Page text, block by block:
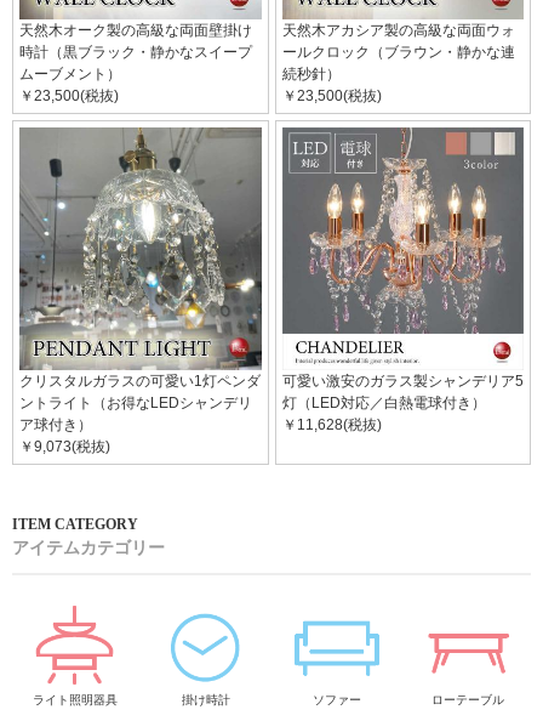
天然木オーク製の高級な両面壁掛け
時計（黒ブラック・静かなスイープ
ムーブメント）
￥23,500(税抜)
天然木アカシア製の高級な両面ウォ
ールクロック（ブラウン・静かな連
続秒針）
￥23,500(税抜)
クリスタルガラスの可愛い1灯ペンダ
ントライト（お得なLEDシャンデリ
ア球付き）
￥9,073(税抜)
可愛い激安のガラス製シャンデリア5
灯（LED対応／白熱電球付き）
￥11,628(税抜)
アイテムカテゴリー
ライト照明器具 掛け時計 ソファー ローテーブル